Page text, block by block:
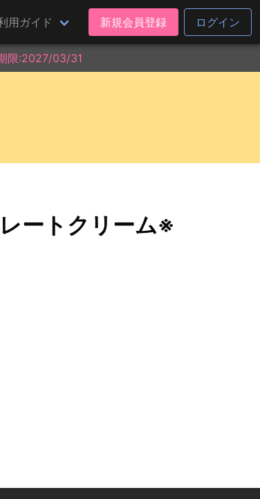
用ガイド 新規会員登録 ログイン
限:2027/03/31
ートクリーム※